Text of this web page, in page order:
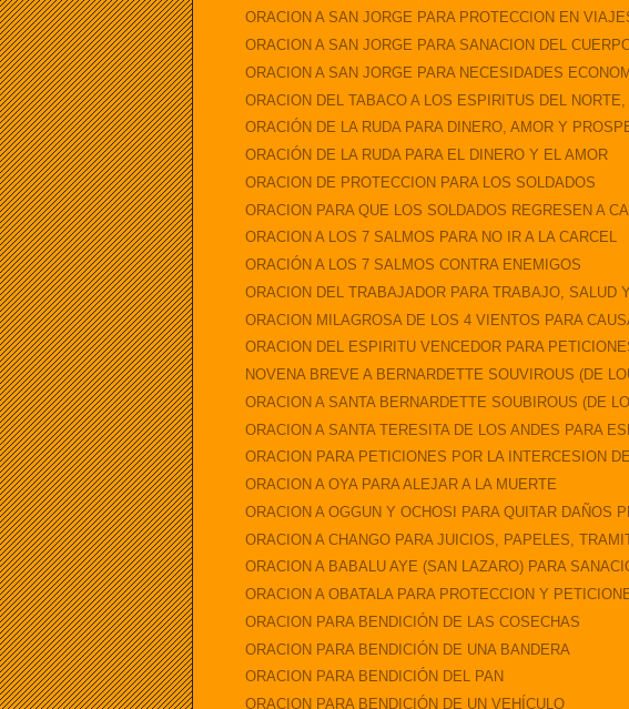
ORACION A SAN JORGE PARA PROTECCION EN
ORACION A SAN JORGE PARA SANACION DEL
ORACION A SAN JORGE PARA NECESIDADES
ORACION DEL TABACO A LOS ESPIRITUS DEL NORTE,
ORACIÓN DE LA RUDA PARA DINERO, AMOR Y
ORACIÓN DE LA RUDA PARA EL DINERO Y EL AMOR
ORACION DE PROTECCION PARA LOS SOLDADOS
ORACION PARA QUE LOS SOLDADOS REGRESEN A
ORACION A LOS 7 SALMOS PARA NO IR A LA CARCEL
ORACIÓN A LOS 7 SALMOS CONTRA ENEMIGOS
ORACION DEL TRABAJADOR PARA TRABAJO, SALUD
ORACION MILAGROSA DE LOS 4 VIENTOS PARA
ORACION DEL ESPIRITU VENCEDOR PARA
NOVENA BREVE A BERNARDETTE SOUVIROUS (DE
ORACION A SANTA BERNARDETTE SOUBIROUS (DE
ORACION A SANTA TERESITA DE LOS ANDES PARA
ORACION PARA PETICIONES POR LA INTERCESION
ORACION A OYA PARA ALEJAR A LA MUERTE
ORACION A OGGUN Y OCHOSI PARA QUITAR DAÑOS
ORACION A CHANGO PARA JUICIOS, PAPELES,
ORACION A BABALU AYE (SAN LAZARO) PARA
ORACION A OBATALA PARA PROTECCION Y
ORACION PARA BENDICIÓN DE LAS COSECHAS
ORACION PARA BENDICIÓN DE UNA BANDERA
ORACION PARA BENDICIÓN DEL PAN
ORACION PARA BENDICIÓN DE UN VEHÍCULO